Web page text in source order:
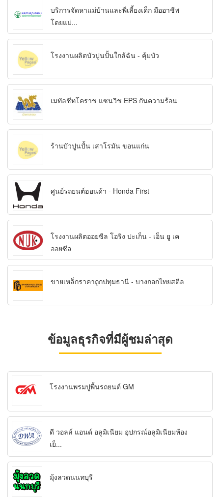
บริการจัดหาแม่บ้านและพี่เลี้ยงเด็ก มืออาชีพ
โดยแม่...
โรงงานผลิตบัวปูนปั้นใกล้ฉัน - คุ้มบัว
เมทัลชีทโคราช แซนวิช EPS กันความร้อน
ร้านบัวปูนปั้น เสาโรมัน ขอนแก่น
ศูนย์รถยนต์ฮอนด้า - Honda First
โรงงานผลิตออยซีล โอริง ปะเก็น - เอ็น ยู เค
ออยซีล
ขายเหล็กราคาถูกปทุมธานี - บางกอกไทยสตีล
ข้อมูลธุรกิจที่มีผู้ชมล่าสุด
โรงงานพรมปูพื้นรถยนต์ GM
ดี วอลล์ แอนด์ อลูมิเนียม อุปกรณ์อลูมิเนียมห้อง
เย็...
มุ้งลวดนนทบุรี